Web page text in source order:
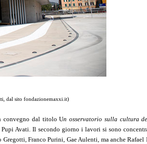
dal sito fondazionemaxxi.it)
convegno dal titolo Un osservatorio sulla cultura
Pupi Avati. Il secondo giorno i lavori si sono
Franco Purini, Gae Aulenti, ma anche Rafael